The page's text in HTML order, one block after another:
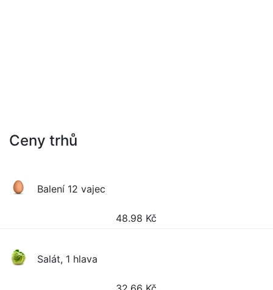
Ceny trhů
Balení 12 vajec
48.98 Kč
Salát, 1 hlava